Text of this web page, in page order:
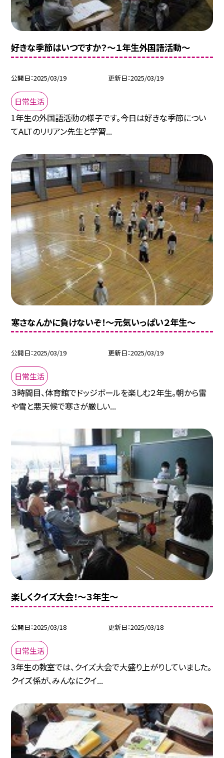
好きな季節はいつですか？～１年生外国語活動～
公開日 2025/03/19 更新日 2025/03/19
日常生活
1年生の外国語活動の様子です。今日は好きな季節につい
てALTのリリアン先生と学習...
寒さなんかに負けないぞ！～元気いっぱい２年生～
公開日 2025/03/19 更新日 2025/03/19
日常生活
３時間目、体育館でドッジボールを楽しむ２年生。朝から雷
や雪と悪天候で寒さが厳しい...
楽しくクイズ大会！～３年生～
公開日 2025/03/18 更新日 2025/03/18
日常生活
3年生の教室では、クイズ大会で大盛り上がりしていました。
クイズ係が、みんなにクイ...